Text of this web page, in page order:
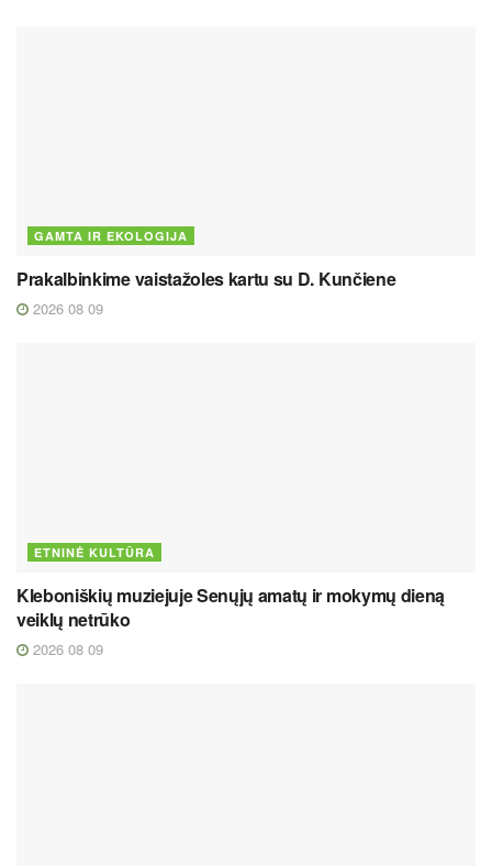
GAMTA IR EKOLOGIJA
Prakalbinkime vaistažoles kartu su D. Kunčiene
2026 08 09
ETNINĖ KULTŪRA
Kleboniškių muziejuje Senųjų amatų ir mokymų dieną
veiklų netrūko
2026 08 09